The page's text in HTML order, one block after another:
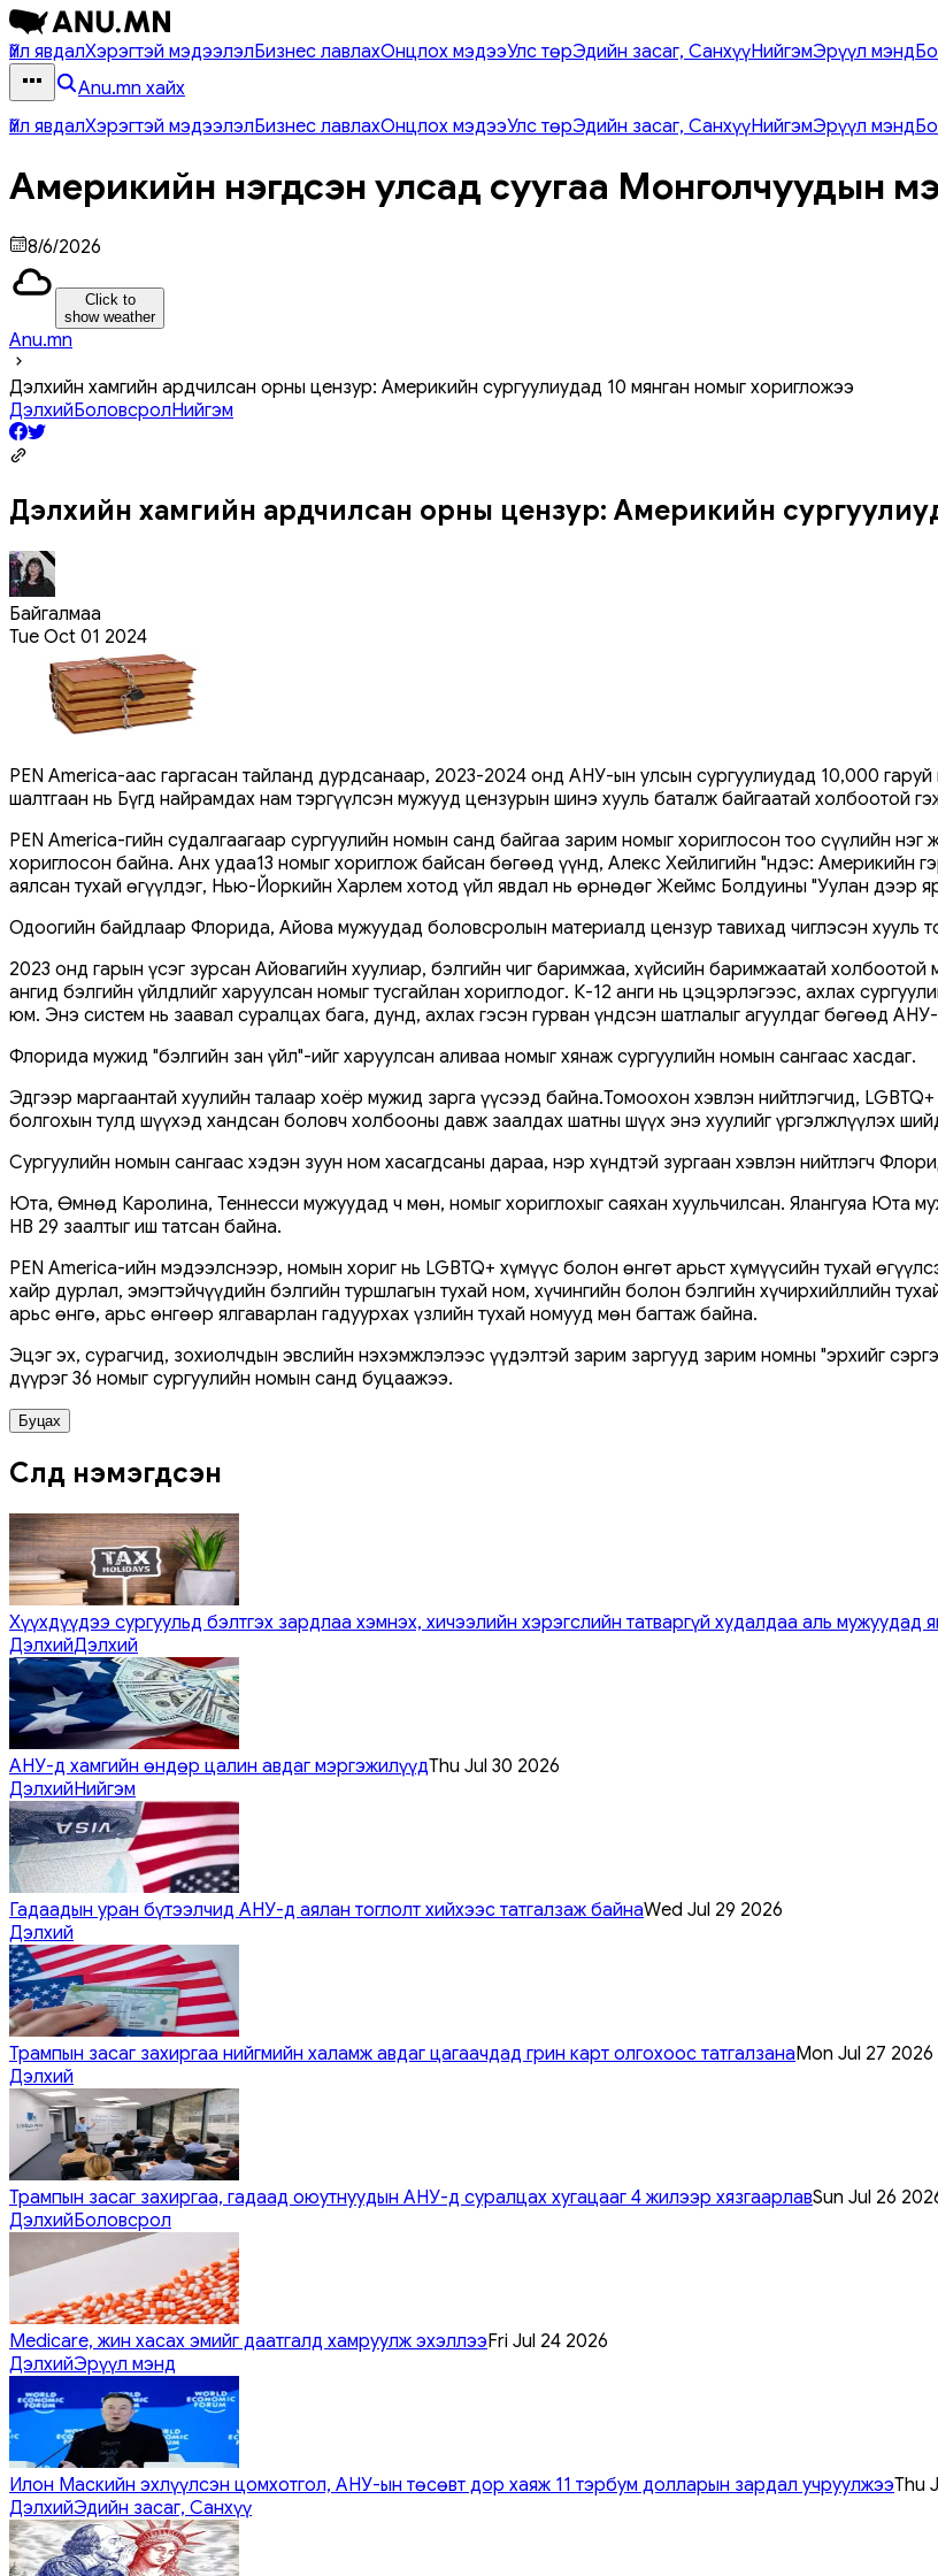
Үйл явдалХэрэгтэй мэдээлэлБизнес лавлахОнцлох мэдээУлс төрЭдийн засаг, СанхүүНийгэмЭрүүл мэнд
Anu.mn хайх
Үйл явдалХэрэгтэй мэдээлэлБизнес лавлахОнцлох мэдээУлс төрЭдийн засаг, СанхүүНийгэмЭрүүл мэнд
Америкийн нэгдсэн улсад суугаа Монголчуудын
8/6/2026
Click to
show weather
Anu.mn
Дэлхийн хамгийн ардчилсан орны цензур: Америкийн сургуулиудад 10 мянган номыг хоригложээ
ДэлхийБоловсролНийгэм
Дэлхийн хамгийн ардчилсан орны цензур: Америкийн
Байгалмаа
Tue Oct 01 2024
PEN America-аас гаргасан тайланд дурдсанаар, 2023-2024 онд АНУ-ын улсын сургуулиудад 10,000
шалтгаан нь Бүгд найрамдах нам тэргүүлсэн мужууд цензурын шинэ хууль баталж байгаатай холбоотой
PEN America-гийн судалгаагаар сургуулийн номын санд байгаа зарим номыг хориглосон тоо сүүлийн
хориглосон байна. Анх удаа13 номыг хориглож байсан бөгөөд үүнд, Алекс Хейлигийн "Үндэс: Америкийн
аялсан тухай өгүүлдэг, Нью-Йоркийн Харлем хотод үйл явдал нь өрнөдөг Жеймс Болдуины "Уулан дээр
Одоогийн байдлаар Флорида, Айова мужуудад боловсролын материалд цензур тавихад чиглэсэн хууль
2023 онд гарын үсэг зурсан Айовагийн хуулиар, бэлгийн чиг баримжаа, хүйсийн баримжаатай
ангид бэлгийн үйлдлийг харуулсан номыг тусгайлан хориглодог. К-12 анги нь цэцэрлэгээс, ахлах
юм. Энэ систем нь заавал суралцах бага, дунд, ахлах гэсэн гурван үндсэн шатлалыг агуулдаг бөгөөд
Флорида мужид "бэлгийн зан үйл"-ийг харуулсан аливаа номыг хянаж сургуулийн номын сангаас хасдаг.
Эдгээр маргаантай хуулийн талаар хоёр мужид зарга үүсээд байна.Томоохон хэвлэн нийтлэгчид,
болгохын тулд шүүхэд хандсан боловч холбооны давж заалдах шатны шүүх энэ хуулийг үргэлжлүүлэх
Сургуулийн номын сангаас хэдэн зуун ном хасагдсаны дараа, нэр хүндтэй зургаан хэвлэн нийтлэгч
Юта, Өмнөд Каролина, Теннесси мужуудад ч мөн, номыг хориглохыг саяхан хуульчилсан. Ялангуяа Юта
HB 29 заалтыг иш татсан байна.
PEN America-ийн мэдээлснээр, номын хориг нь LGBTQ+ хүмүүс болон өнгөт арьст хүмүүсийн тухай
хайр дурлал, эмэгтэйчүүдийн бэлгийн туршлагын тухай ном, хүчингийн болон бэлгийн хүчирхийллийн
арьс өнгө, арьс өнгөөр ​​ялгаварлан гадуурхах үзлийн тухай номууд мөн багтаж байна.
Эцэг эх, сурагчид, зохиолчдын эвслийн нэхэмжлэлээс үүдэлтэй зарим заргууд зарим номны "эрхийг
дүүрэг 36 номыг сургуулийн номын санд буцаажээ.
Буцах
Сүүлд нэмэгдсэн
Хүүхдүүдээ сургуульд бэлтгэх зардлаа хэмнэх, хичээлийн хэрэгслийн татваргүй худалдаа аль мужуудад
ДэлхийДэлхий
АНУ-д хамгийн өндөр цалин авдаг мэргэжилүүдThu Jul 30 2026
ДэлхийНийгэм
Гадаадын уран бүтээлчид АНУ-д аялан тоглолт хийхээс татгалзаж байнаWed Jul 29 2026
Дэлхий
Трампын засаг захиргаа нийгмийн халамж авдаг цагаачдад грин карт олгохоос татгалзанаMon Jul 27 2026
Дэлхий
Трампын засаг захиргаа, гадаад оюутнуудын АНУ-д суралцах хугацааг 4 жилээр хязгаарлавSun Jul 26
ДэлхийБоловсрол
Medicare, жин хасах эмийг даатгалд хамруулж эхэллээFri Jul 24 2026
ДэлхийЭрүүл мэнд
Илон Маскийн эхлүүлсэн цомхотгол, АНУ-ын төсөвт дор хаяж 11 тэрбум долларын зардал учруулжээThu
ДэлхийЭдийн засаг, Санхүү